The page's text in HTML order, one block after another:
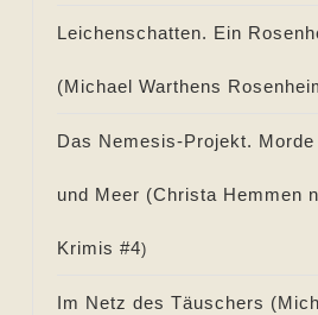
Leichenschatten. Ein
(Michael Warthens
Das Nemesis-Projekt.
und Meer (Christa Hemmen
Krimis #4)
Im Netz des Täuschers (